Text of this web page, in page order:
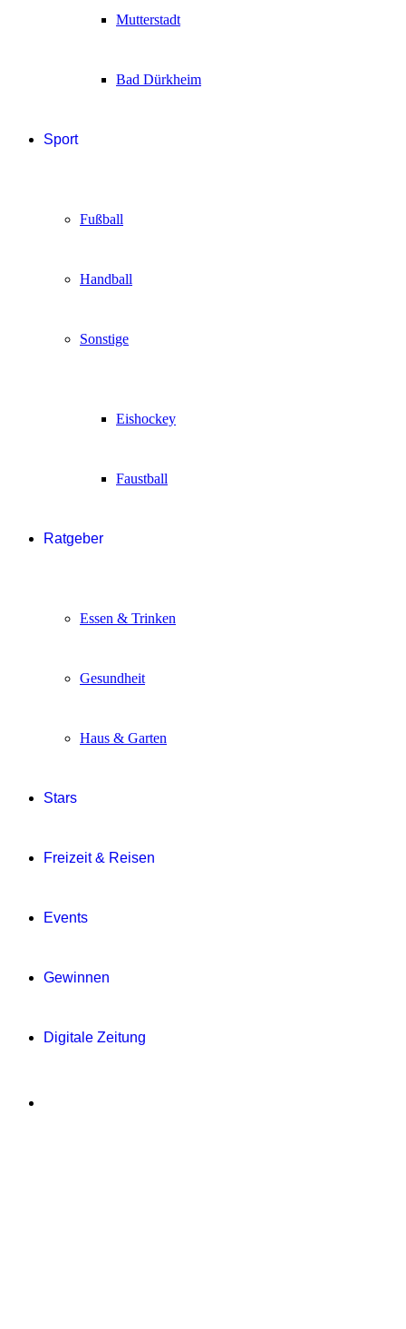
Mutterstadt
Bad Dürkheim
Sport
Fußball
Handball
Sonstige
Eishockey
Faustball
Ratgeber
Essen & Trinken
Gesundheit
Haus & Garten
Stars
Freizeit & Reisen
Events
Gewinnen
Digitale Zeitung